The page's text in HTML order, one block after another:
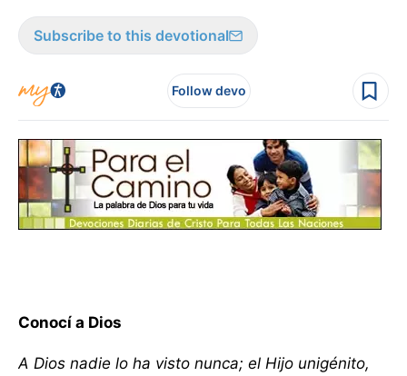
Subscribe to this devotional
Follow devo
Conocí a Dios
A Dios nadie lo ha visto nunca; el Hijo unigénito,